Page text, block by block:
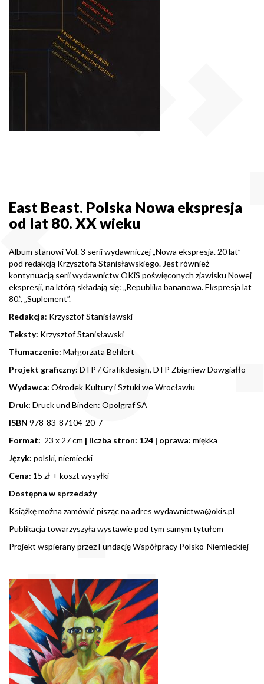
East Beast. Polska Nowa ekspresja
od lat 80. XX wieku
Album stanowi Vol. 3 serii wydawniczej „Nowa ekspresja. 20 lat”
pod redakcją Krzysztofa Stanisławskiego. Jest również
kontynuacją serii wydawnictw OKiS poświęconych zjawisku Nowej
ekspresji, na którą składają się: „Republika bananowa. Ekspresja lat
80.”, „Suplement”.
Redakcja: Krzysztof Stanisławski
Teksty: Krzysztof Stanisławski
Tłumaczenie: Małgorzata Behlert
Projekt graficzny: DTP / Grafikdesign, DTP Zbigniew Dowgiałło
Wydawca: Ośrodek Kultury i Sztuki we Wrocławiu
Druk: Druck und Binden: Opolgraf SA
ISBN 978-83-87104-20-7
Format: 23 x 27 cm | liczba stron: 124 | oprawa: miękka
Język: polski, niemiecki
Cena: 15 zł + koszt wysyłki
Dostępna w sprzedaży
Książkę można zamówić pisząc na adres wydawnictwa@okis.pl
Publikacja towarzyszyła wystawie pod tym samym tytułem
Projekt wspierany przez Fundację Współpracy Polsko-Niemieckiej